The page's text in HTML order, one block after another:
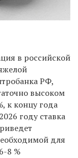
в российской
РФ,
высоком
к концу года
году ставка
для
8 %